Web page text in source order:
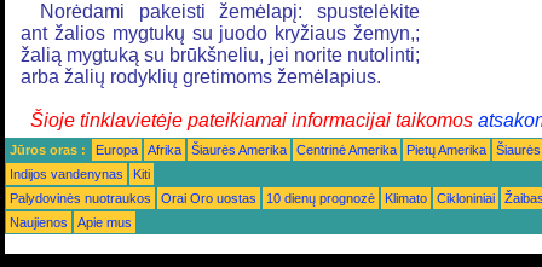
Norėdami pakeisti žemėlapį: spustelėkite
ant žalios mygtukų su juodo kryžiaus žemyn,;
žalią mygtuką su brūkšneliu, jei norite nutolinti;
arba žalių rodyklių gretimoms žemėlapius.
Šioje tinklavietėje pateikiamai informacijai taikomos
Jūros oras : Europa Afrika Šiaurės Amerika Centrinė Amerika Pietų Amerika
Indijos vandenynas
Kiti
Palydovinės nuotraukos
Orai Oro uostas 10 dienų prognozė Klimato Cikloniniai
Naujienos
Apie mus